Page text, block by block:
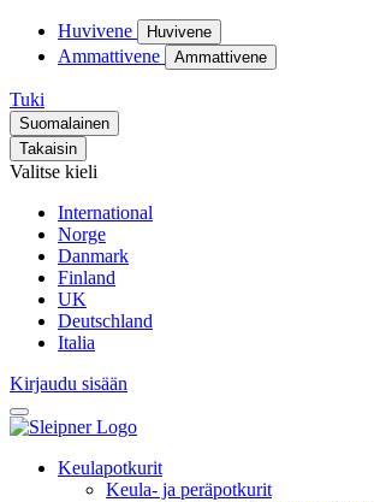
Huvivene Huvivene
Ammattivene Ammattivene
Tuki
Suomalainen
Takaisin
Valitse kieli
International
Norge
Danmark
Finland
UK
Deutschland
Italia
Kirjaudu sisään
Keulapotkurit
Keula- ja peräpotkurit